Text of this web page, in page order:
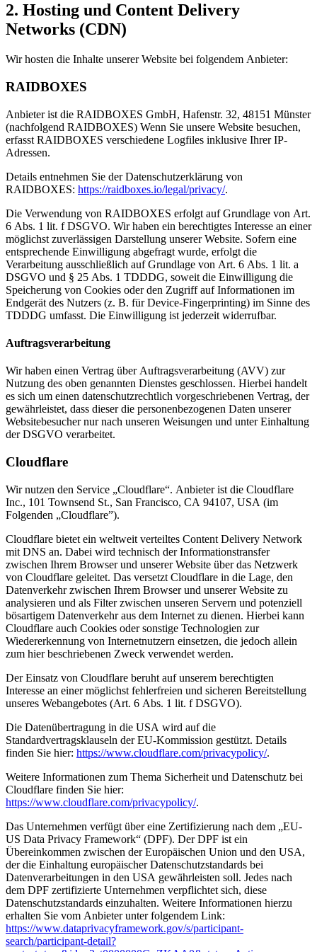
2. Hosting und Content Delivery
Networks (CDN)
Wir hosten die Inhalte unserer Website bei folgendem Anbieter:
RAIDBOXES
Anbieter ist die RAIDBOXES GmbH, Hafenstr. 32, 48151 Münster
(nachfolgend RAIDBOXES) Wenn Sie unsere Website besuchen,
erfasst RAIDBOXES verschiedene Logfiles inklusive Ihrer IP-
Adressen.
Details entnehmen Sie der Datenschutzerklärung von
RAIDBOXES: https://raidboxes.io/legal/privacy/.
Die Verwendung von RAIDBOXES erfolgt auf Grundlage von Art.
6 Abs. 1 lit. f DSGVO. Wir haben ein berechtigtes Interesse an einer
möglichst zuverlässigen Darstellung unserer Website. Sofern eine
entsprechende Einwilligung abgefragt wurde, erfolgt die
Verarbeitung ausschließlich auf Grundlage von Art. 6 Abs. 1 lit. a
DSGVO und § 25 Abs. 1 TDDDG, soweit die Einwilligung die
Speicherung von Cookies oder den Zugriff auf Informationen im
Endgerät des Nutzers (z. B. für Device-Fingerprinting) im Sinne des
TDDDG umfasst. Die Einwilligung ist jederzeit widerrufbar.
Auftragsverarbeitung
Wir haben einen Vertrag über Auftragsverarbeitung (AVV) zur
Nutzung des oben genannten Dienstes geschlossen. Hierbei handelt
es sich um einen datenschutzrechtlich vorgeschriebenen Vertrag, der
gewährleistet, dass dieser die personenbezogenen Daten unserer
Websitebesucher nur nach unseren Weisungen und unter Einhaltung
der DSGVO verarbeitet.
Cloudflare
Wir nutzen den Service „Cloudflare“. Anbieter ist die Cloudflare
Inc., 101 Townsend St., San Francisco, CA 94107, USA (im
Folgenden „Cloudflare”).
Cloudflare bietet ein weltweit verteiltes Content Delivery Network
mit DNS an. Dabei wird technisch der Informationstransfer
zwischen Ihrem Browser und unserer Website über das Netzwerk
von Cloudflare geleitet. Das versetzt Cloudflare in die Lage, den
Datenverkehr zwischen Ihrem Browser und unserer Website zu
analysieren und als Filter zwischen unseren Servern und potenziell
bösartigem Datenverkehr aus dem Internet zu dienen. Hierbei kann
Cloudflare auch Cookies oder sonstige Technologien zur
Wiedererkennung von Internetnutzern einsetzen, die jedoch allein
zum hier beschriebenen Zweck verwendet werden.
Der Einsatz von Cloudflare beruht auf unserem berechtigten
Interesse an einer möglichst fehlerfreien und sicheren Bereitstellung
unseres Webangebotes (Art. 6 Abs. 1 lit. f DSGVO).
Die Datenübertragung in die USA wird auf die
Standardvertragsklauseln der EU-Kommission gestützt. Details
finden Sie hier: https://www.cloudflare.com/privacypolicy/.
Weitere Informationen zum Thema Sicherheit und Datenschutz bei
Cloudflare finden Sie hier:
https://www.cloudflare.com/privacypolicy/.
Das Unternehmen verfügt über eine Zertifizierung nach dem „EU-
US Data Privacy Framework“ (DPF). Der DPF ist ein
Übereinkommen zwischen der Europäischen Union und den USA,
der die Einhaltung europäischer Datenschutzstandards bei
Datenverarbeitungen in den USA gewährleisten soll. Jedes nach
dem DPF zertifizierte Unternehmen verpflichtet sich, diese
Datenschutzstandards einzuhalten. Weitere Informationen hierzu
erhalten Sie vom Anbieter unter folgendem Link:
https://www.dataprivacyframework.gov/s/participant-
search/participant-detail?